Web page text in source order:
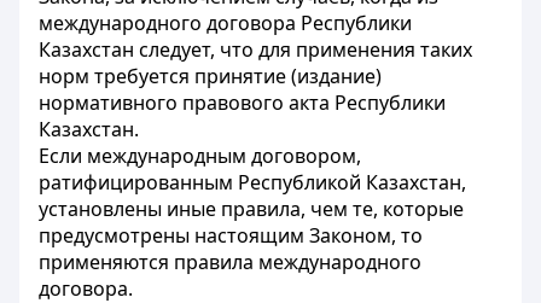
международного договора Республики
Казахстан следует, что для применения таких
норм требуется принятие (издание)
нормативного правового акта Республики
Казахстан.
Если международным договором,
ратифицированным Республикой Казахстан,
установлены иные правила, чем те, которые
предусмотрены настоящим Законом, то
применяются правила международного
договора.